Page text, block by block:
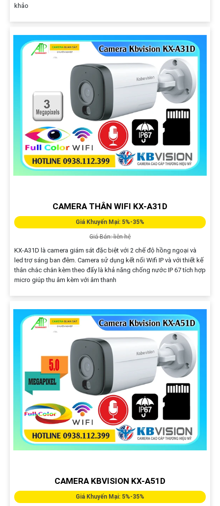
khảo
CAMERA THÂN WIFI KX-A31D
Giá Khuyến Mại: 5%-35%
Giá Bán: liên hệ
KX-A31D là camera giám sát đặc biệt với 2 chế độ hồng ngoại và
led trợ sáng ban đêm. Camera sử dụng kết nối Wifi IP và với thiết kế
thân chắc chắn kèm theo đấy là khả năng chống nước IP 67 tích hợp
micro giúp thu âm kèm với âm thanh
CAMERA KBVISION KX-A51D
Giá Khuyến Mại: 5%-35%